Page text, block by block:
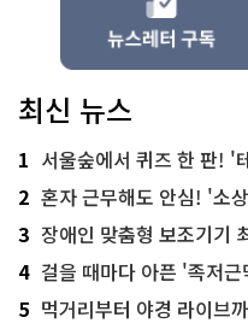
최신 뉴스
1 서울숲에서 퀴즈 한 판! '
2 혼자 근무해도 안심! '소
3 장애인 맞춤형 보조기기 최
4 걸을 때마다 아픈 '족저근막
5 먹거리부터 야경 라이브